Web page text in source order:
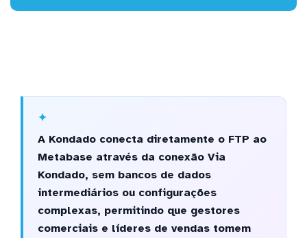
A Kondado conecta diretamente o FTP ao
Metabase através da conexão Via
Kondado, sem bancos de dados
intermediários ou configurações
complexas, permitindo que gestores
comerciais e líderes de vendas tomem